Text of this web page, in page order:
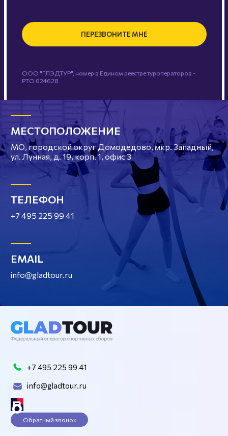
ПЕРЕЗВОНИТЕ МНЕ
ООО "ГЛЭДТУР", номер в Едином реестре туроператоров -
РТО 024628
МЕСТОПОЛОЖЕНИЕ
МО, городской округ Домодедово, мкр. Западный,
ул. Лунная, д. 19, корп. 1, офис 3
ТЕЛЕФОН
+7 495 225 99 41
EMAIL
info@gladtour.ru
+7 495 225 99 41
info@gladtour.ru
Обратный звонок